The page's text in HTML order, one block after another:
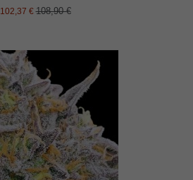
102,37 €108,90 €